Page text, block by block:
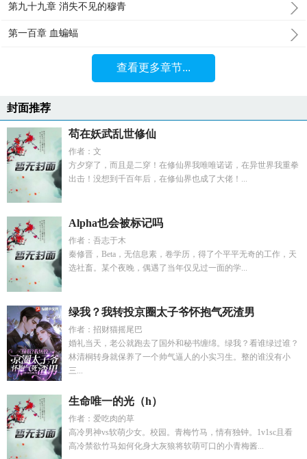
第九十九章 消失不见的穆青
第一百章 血蝙蝠
查看更多章节...
封面推荐
苟在妖武乱世修仙
作者：文
方夕穿了，而且是二穿！在修仙界我唯唯诺诺，在异世界我重拳
出击！没想到千百年后，在修仙界也成了大佬！...
Alpha也会被标记吗
作者：吾志于木
秦修晋，Beta，无信息素，卷学历，得了个平平无奇的工作，天
选社畜。某个夜晚，偶遇了当年仅见过一面的学...
绿我？我转投京圈太子爷怀抱气死渣男
作者：招财猫摇尾巴
婚礼当天，老公就跑去了国外和秘书缠绵。绿我？看谁绿过谁？
林清桐转身就保养了一个帅气逼人的小实习生。整的谁没有小
三...
生命唯一的光（h）
作者：爱吃肉的草
高冷男神vs软萌少女。校园。青梅竹马，情有独钟。1v1sc且看
高冷禁欲竹马如何化身大灰狼将软萌可口的小青梅酱...